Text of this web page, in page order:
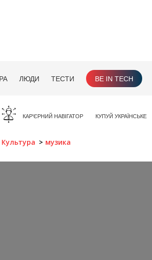
ЛЮДИ ТЕСТИ BE IN TECH
КАР'ЄРНИЙ НАВІГАТОР КУПУЙ УКРАЇНСЬКЕ
Культура музика